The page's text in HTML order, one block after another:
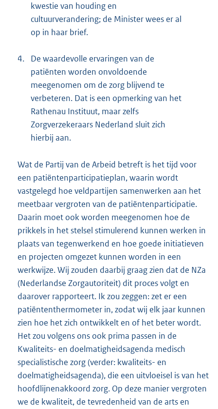
kwestie van houding en
cultuurverandering; de Minister wees er al
op in haar brief.
4.
De waardevolle ervaringen van de
patiënten worden onvoldoende
meegenomen om de zorg blijvend te
verbeteren. Dat is een opmerking van het
Rathenau Instituut, maar zelfs
Zorgverzekeraars Nederland sluit zich
hierbij aan.
Wat de Partij van de Arbeid betreft is het tijd voor
een patiëntenparticipatieplan, waarin wordt
vastgelegd hoe veldpartijen samenwerken aan het
meetbaar vergroten van de patiëntenparticipatie.
Daarin moet ook worden meegenomen hoe de
prikkels in het stelsel stimulerend kunnen werken in
plaats van tegenwerkend en hoe goede initiatieven
en projecten omgezet kunnen worden in een
werkwijze. Wij zouden daarbij graag zien dat de NZa
(Nederlandse Zorgautoriteit) dit proces volgt en
daarover rapporteert. Ik zou zeggen: zet er een
patiëntenthermometer in, zodat wij elk jaar kunnen
zien hoe het zich ontwikkelt en of het beter wordt.
Het zou volgens ons ook prima passen in de
Kwaliteits- en doelmatigheidsagenda medisch
specialistische zorg (verder: kwaliteits- en
doelmatigheidsagenda), die een uitvloeisel is van het
hoofdlijnenakkoord zorg. Op deze manier vergroten
we de kwaliteit, de tevredenheid van de arts en